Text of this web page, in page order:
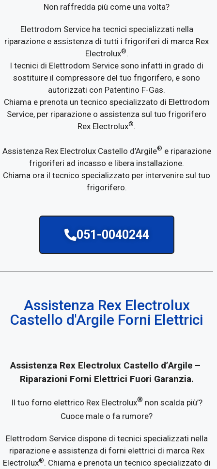
Non raffredda più come una volta?
Elettrodom Service ha tecnici specializzati nella
riparazione e assistenza di tutti i frigoriferi di marca Rex
Electrolux®.
I tecnici di Elettrodom Service sono infatti in grado di
sostituire il compressore del tuo frigorifero, e sono
autorizzati con Patentino F-Gas.
Chiama e prenota un tecnico specializzato di Elettrodom
Service, per riparazione o assistenza sul tuo frigorifero
Rex Electrolux®.
Assistenza Rex Electrolux Castello d’Argile® e riparazione
frigoriferi ad incasso e libera installazione.
Chiama ora il tecnico specializzato per intervenire sul tuo
frigorifero.
051-0040244
Assistenza Rex Electrolux
Castello d'Argile Forni Elettrici
Assistenza Rex Electrolux Castello d’Argile –
Riparazioni Forni Elettrici Fuori Garanzia.
Il tuo forno elettrico Rex Electrolux® non scalda più’?
Cuoce male o fa rumore?
Elettrodom Service dispone di tecnici specializzati nella
riparazione e assistenza di forni elettrici di marca Rex
Electrolux®. Chiama e prenota un tecnico specializzato di